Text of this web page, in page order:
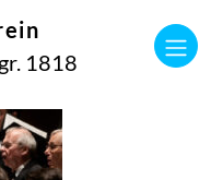
1818